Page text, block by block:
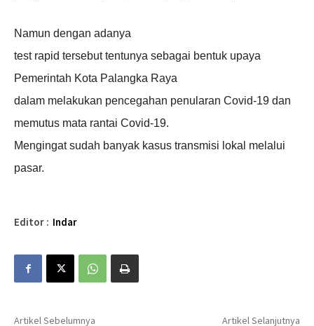
Namun dengan adanya
test rapid tersebut tentunya sebagai bentuk upaya
Pemerintah Kota Palangka Raya
dalam melakukan pencegahan penularan Covid-19 dan
memutus mata rantai Covid-19.
Mengingat sudah banyak kasus transmisi lokal melalui
pasar.
Editor : Indar
Artikel Sebelumnya Artikel Selanjutnya